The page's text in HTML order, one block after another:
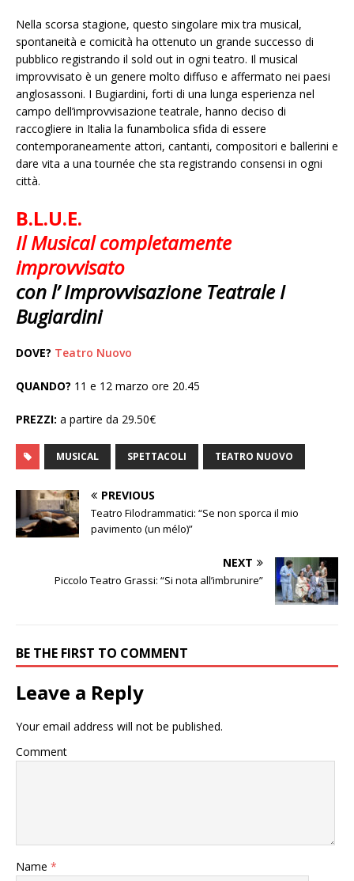
Nella scorsa stagione, questo singolare mix tra musical,
spontaneità e comicità ha ottenuto un grande successo di
pubblico registrando il sold out in ogni teatro. Il musical
improvvisato è un genere molto diffuso e affermato nei paesi
anglosassoni. I Bugiardini, forti di una lunga esperienza nel
campo dell’improvvisazione teatrale, hanno deciso di
raccogliere in Italia la funambolica sfida di essere
contemporaneamente attori, cantanti, compositori e ballerini e
dare vita a una tournée che sta registrando consensi in ogni
città.
B.L.U.E.
Il Musical completamente
improvvisato
con l’ Improvvisazione Teatrale I
Bugiardini
DOVE? Teatro Nuovo
QUANDO? 11 e 12 marzo ore 20.45
PREZZI: a partire da 29.50€
MUSICAL SPETTACOLI TEATRO NUOVO
PREVIOUS
Teatro Filodrammatici: “Se non sporca il mio
pavimento (un mélo)”
NEXT
Piccolo Teatro Grassi: “Si nota all’imbrunire”
BE THE FIRST TO COMMENT
Leave a Reply
Your email address will not be published.
Comment
Name *